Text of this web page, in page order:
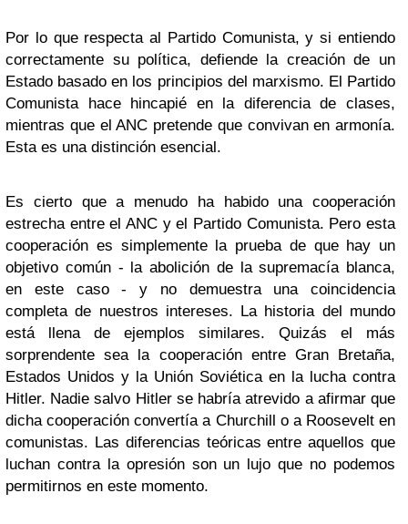
Por lo que respecta al Partido Comunista, y si entiendo
correctamente su política, defiende la creación de un
Estado basado en los principios del marxismo. El Partido
Comunista hace hincapié en la diferencia de clases,
mientras que el ANC pretende que convivan en armonía.
Esta es una distinción esencial.
Es cierto que a menudo ha habido una cooperación
estrecha entre el ANC y el Partido Comunista. Pero esta
cooperación es simplemente la prueba de que hay un
objetivo común - la abolición de la supremacía blanca,
en este caso - y no demuestra una coincidencia
completa de nuestros intereses. La historia del mundo
está llena de ejemplos similares. Quizás el más
sorprendente sea la cooperación entre Gran Bretaña,
Estados Unidos y la Unión Soviética en la lucha contra
Hitler. Nadie salvo Hitler se habría atrevido a afirmar que
dicha cooperación convertía a Churchill o a Roosevelt en
comunistas. Las diferencias teóricas entre aquellos que
luchan contra la opresión son un lujo que no podemos
permitirnos en este momento.